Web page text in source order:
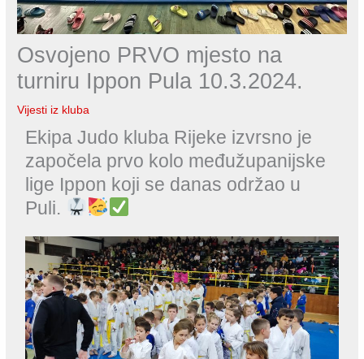
Osvojeno PRVO mjesto na
turniru Ippon Pula 10.3.2024.
Vijesti iz kluba
Ekipa Judo kluba Rijeke izvrsno je
započela prvo kolo međužupanijske
lige Ippon koji se danas održao u
Puli.